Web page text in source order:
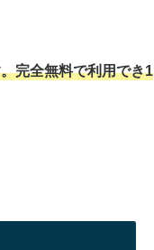
完全無料で利用でき1